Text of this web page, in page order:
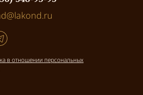
в отношении персональных